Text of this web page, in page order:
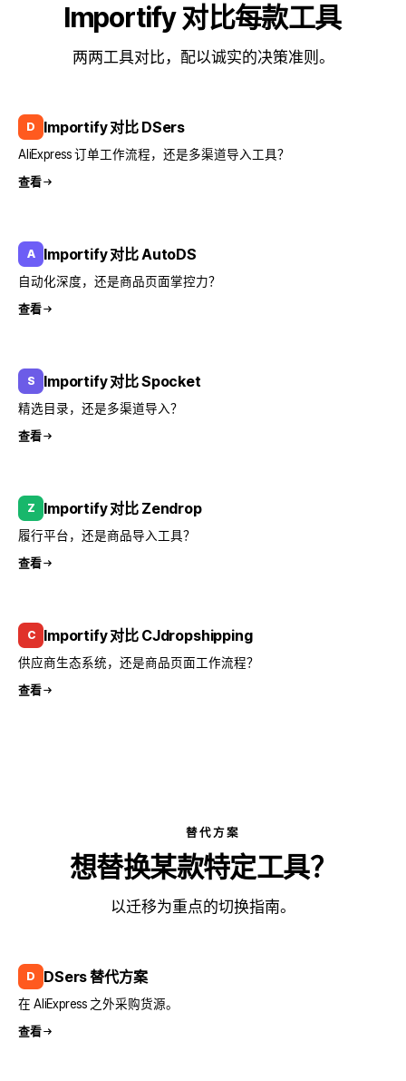
Importify 对比每款工具
两两工具对比，配以诚实的决策准则。
D Importify 对比 DSers
AliExpress 订单工作流程，还是多渠道导入工具？
查看
A Importify 对比 AutoDS
自动化深度，还是商品页面掌控力？
查看
S Importify 对比 Spocket
精选目录，还是多渠道导入？
查看
Z Importify 对比 Zendrop
履行平台，还是商品导入工具？
查看
C Importify 对比 CJdropshipping
供应商生态系统，还是商品页面工作流程？
查看
替代方案
想替换某款特定工具？
以迁移为重点的切换指南。
D DSers 替代方案
在 AliExpress 之外采购货源。
查看